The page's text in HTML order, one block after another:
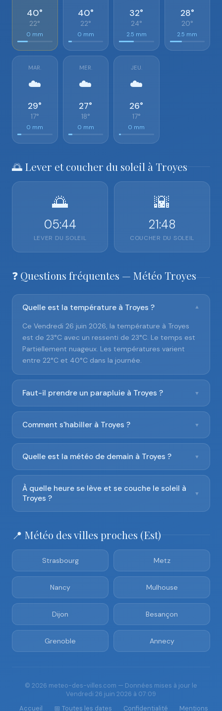
40°
22°
0 mm
40°
22°
0 mm
32°
24°
2.5 mm
28°
20°
2.5 mm
MAR.
☁️
29°
17°
0 mm
MER.
☁️
27°
18°
0 mm
JEU.
☁️
26°
17°
0 mm
🌅 Lever et coucher du soleil à Troyes
🌅
05:44
LEVER DU SOLEIL
🌇
21:48
COUCHER DU SOLEIL
❓ Questions fréquentes — Météo Troyes
Quelle est la température à Troyes ? ▼
Ce Vendredi 26 juin 2026, la température à Troyes
est de 23°C avec un ressenti de 23°C. Le temps est
Partiellement nuageux. Les températures varient
entre 22°C et 40°C dans la journée.
Faut-il prendre un parapluie à Troyes ? ▼
Comment s'habiller à Troyes ? ▼
Quelle est la météo de demain à Troyes ? ▼
À quelle heure se lève et se couche le soleil à
Troyes ?
▼
📍 Météo des villes proches (Est)
Strasbourg Metz
Nancy Mulhouse
Dijon Besançon
Grenoble Annecy
© 2026 meteo-des-villes.com — Données mises à jour le
Vendredi 26 juin 2026 à 07:09
Accueil
📅 Toutes les dates Confidentialité Mentions